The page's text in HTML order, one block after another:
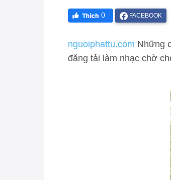
0 FACEBOOK
nguoiphattu.com Những
đăng tải làm nhạc chờ